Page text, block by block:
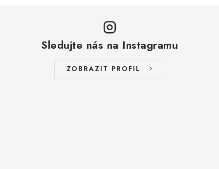
Sledujte nás na Instagramu
ZOBRAZIT PROFIL